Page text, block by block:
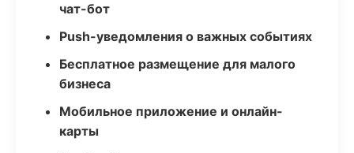
чат-бот
Push-уведомления о важных событиях
Бесплатное размещение для малого
бизнеса
Мобильное приложение и онлайн-
карты